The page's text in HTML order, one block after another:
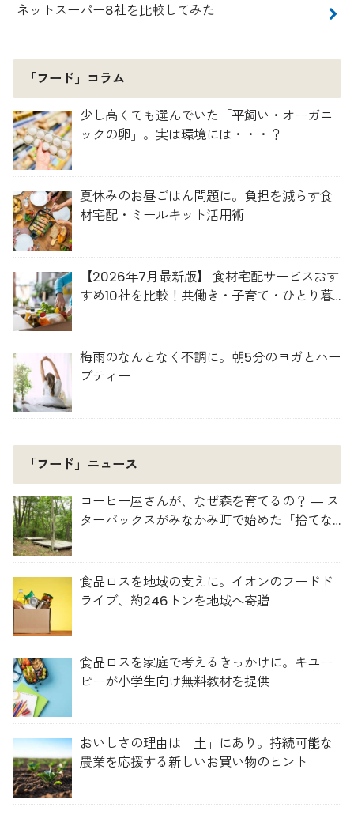
ネットスーパー8社を比較してみた
「フード」コラム
少し高くても選んでいた「平飼い・オーガニ
ックの卵」。実は環境には・・・？
夏休みのお昼ごはん問題に。負担を減らす食
材宅配・ミールキット活用術
【2026年7月最新版】 食材宅配サービスおす
すめ10社を比較！共働き・子育て・ひとり暮
梅雨のなんとなく不調に。朝5分のヨガとハー
ブティー
「フード」ニュース
コーヒー屋さんが、なぜ森を育てるの？ ― ス
ターバックスがみなかみ町で始めた「捨てな
食品ロスを地域の支えに。イオンのフードド
ライブ、約246トンを地域へ寄贈
食品ロスを家庭で考えるきっかけに。キユー
ピーが小学生向け無料教材を提供
おいしさの理由は「土」にあり。持続可能な
農業を応援する新しいお買い物のヒント